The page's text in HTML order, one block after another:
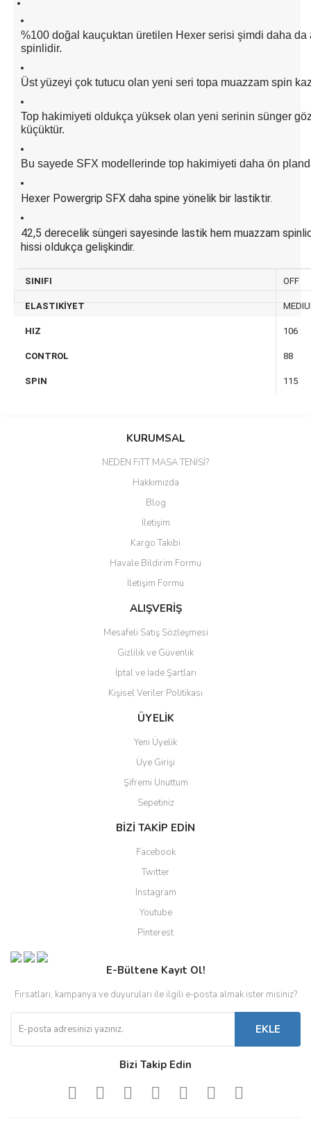
%100 doğal kauçuktan üretilen Hexer serisi şimdi daha
spinlidir.
Üst yüzeyi çok tutucu olan yeni seri topa muazzam spin
Top hakimiyeti oldukça yüksek olan yeni serinin sünger
küçüktür.
Bu sayede SFX modellerinde top hakimiyeti daha ön
Hexer Powergrip SFX daha spine yönelik bir lastiktir.
42,5 derecelik süngeri sayesinde lastik hem muazzam
hissi oldukça gelişkindir.
SINIFI OFF
ELASTIKİYET
HIZ 106
CONTROL 88
SPIN 115
Bu ürüne ilk yorumu siz yapın!
Ürün resmi kalitesiz, bozuk veya görüntülenemiyor.
Ürün açıklamasında eksik bilgiler bulunuyor.
Ürün bilgilerinde hatalar bulunuyor.
Ürün fiyatı diğer sitelerden daha pahalı.
Bu ürüne benzer farklı alternatifler olmalı.
Gönder
KURUMSAL
NEDEN FiTT MASA TENİSİ?
Hakkımızda
Blog
İletişim
Kargo Takibi
Havale Bildirim Formu
İletişim Formu
ALIŞVERİŞ
Mesafeli Satış Sözleşmesi
Gizlilik ve Güvenlik
İptal ve İade Şartları
Kişisel Veriler Politikası
ÜYELİK
Yeni Üyelik
Üye Girişi
Şifremi Unuttum
Sepetiniz
BİZİ TAKİP EDİN
Facebook
Twitter
Instagram
Youtube
Pinterest
E-Bültene Kayıt Ol!
Fırsatları, kampanya ve duyuruları ile ilgili e-posta almak ister misiniz?
EKLE
Bizi Takip Edin